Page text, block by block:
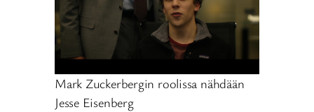
Mark Zuckerbergin roolissa nähdään
Jesse Eisenberg